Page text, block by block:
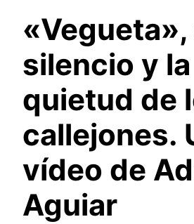
«Vegueta»,
silencio y la
quietud de
callejones.
vídeo de
Aguiar